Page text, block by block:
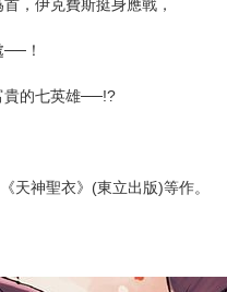
巔峰，
龍衝進格廉坐鎮的浮游城。